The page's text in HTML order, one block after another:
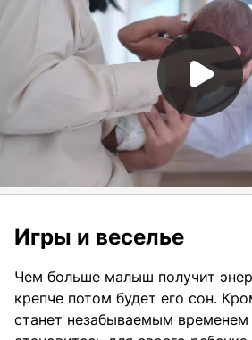
Игры и веселье
Чем больше малыш получит
крепче потом будет его сон.
станет незабываемым